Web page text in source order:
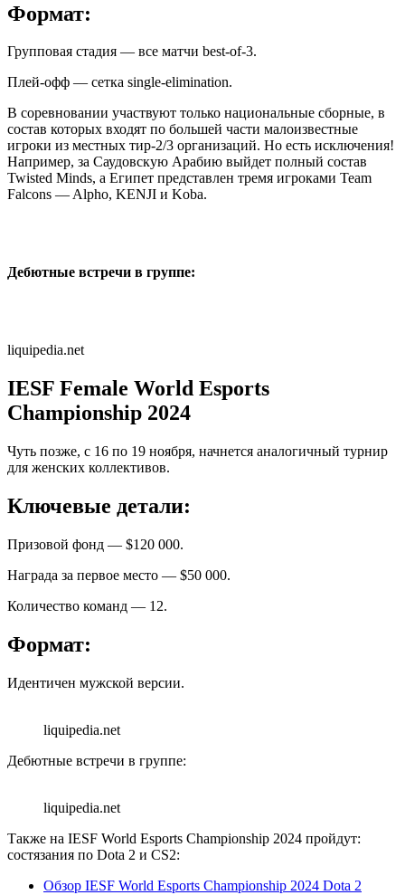
Формат:
Групповая стадия — все матчи best-of-3.
Плей-офф — сетка single-elimination.
В соревновании участвуют только национальные сборные, в
состав которых входят по большей части малоизвестные
игроки из местных тир-2/3 организаций. Но есть исключения!
Например, за Саудовскую Арабию выйдет полный состав
Twisted Minds, а Египет представлен тремя игроками Team
Falcons — Alpho, KENJI и Koba.
Дебютные встречи в группе:
liquipedia.net
IESF Female World Esports
Championship 2024
Чуть позже, с 16 по 19 ноября, начнется аналогичный турнир
для женских коллективов.
Ключевые детали:
Призовой фонд — $120 000.
Награда за первое место — $50 000.
Количество команд — 12.
Формат:
Идентичен мужской версии.
liquipedia.net
Дебютные встречи в группе:
liquipedia.net
Также на IESF World Esports Championship 2024 пройдут:
состязания по Dota 2 и CS2:
Обзор IESF World Esports Championship 2024 Dota 2